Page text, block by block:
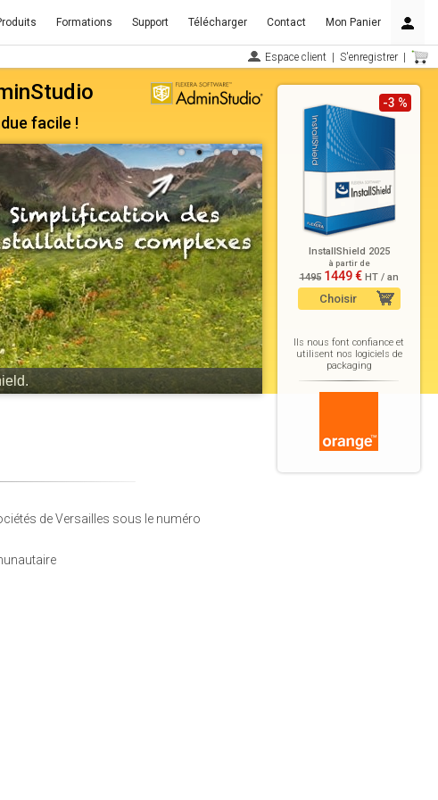
Formations Support Télécharger Contact Mon Panier
Espace client S'enregistrer
facile !
InstallShield 2025
à partir de
1495 1449 €HT / an
-3 %
Choisir
Ils nous font confiance et
utilisent nos logiciels de
packaging
de Versailles sous le numéro